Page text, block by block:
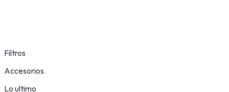
Filtros
Accesorios
Lo ultimo